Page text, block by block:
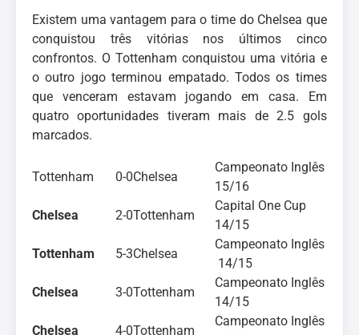
Existem uma vantagem para o time do Chelsea que
conquistou três vitórias nos últimos cinco
confrontos. O Tottenham conquistou uma vitória e
o outro jogo terminou empatado. Todos os times
que venceram estavam jogando em casa. Em
quatro oportunidades tiveram mais de 2.5 gols
marcados.
Tottenham 0-0Chelsea
Campeonato Inglês
15/16
Chelsea
2-0Tottenham
Capital One Cup
14/15
Tottenham
5-3Chelsea
Campeonato Inglês
14/15
Chelsea
3-0Tottenham
Campeonato Inglês
14/15
Chelsea
4-0Tottenham
Campeonato Inglês